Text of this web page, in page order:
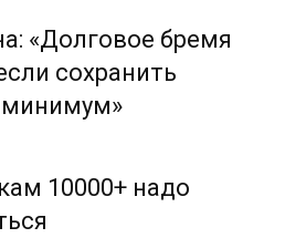
«Долговое бремя
сохранить
10000+ надо